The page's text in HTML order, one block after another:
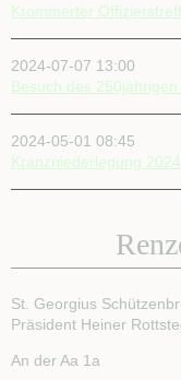
Krommerter
2024-07-07 13:00
Besuch des
2024-05-01 08:45
Kranzniederlegung 2024
St. Georgius
Präsident Heiner
An der Aa 1a